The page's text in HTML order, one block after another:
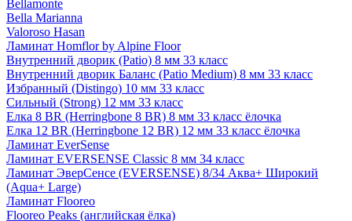
Bellamonte
Bella Marianna
Valoroso Hasan
Ламинат Homflor by Alpine Floor
Внутренний дворик (Patio) 8 мм 33 класс
Внутренний дворик Баланс (Patio Medium) 8 мм 33 класс
Избранный (Distingo) 10 мм 33 класс
Сильный (Strong) 12 мм 33 класс
Елка 8 BR (Herringbone 8 BR) 8 мм 33 класс ёлочка
Елка 12 BR (Herringbone 12 BR) 12 мм 33 класс ёлочка
Ламинат EverSense
Ламинат EVERSENSE Classic 8 мм 34 класс
Ламинат ЭверСенсе (EVERSENSE) 8/34 Аква+ Широкий
(Aqua+ Large)
Ламинат Flooreo
Flooreo Peaks (английская ёлка)